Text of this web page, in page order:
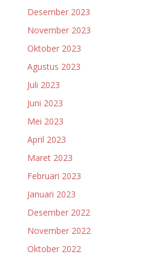
Desember 2023
November 2023
Oktober 2023
Agustus 2023
Juli 2023
Juni 2023
Mei 2023
April 2023
Maret 2023
Februari 2023
Januari 2023
Desember 2022
November 2022
Oktober 2022